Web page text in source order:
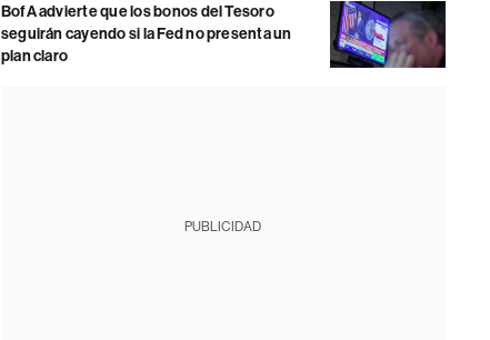
BofA advierte que los bonos del Tesoro
seguirán cayendo si la Fed no presenta un
plan claro
PUBLICIDAD